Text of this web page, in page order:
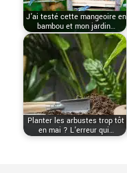
J’ai testé cette mangeoire en
bambou et mon jardin…
Planter les arbustes trop tôt
en mai ? L’erreur qui…